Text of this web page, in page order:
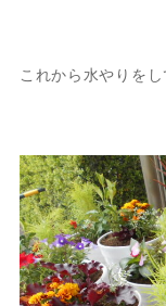
これから水やりを